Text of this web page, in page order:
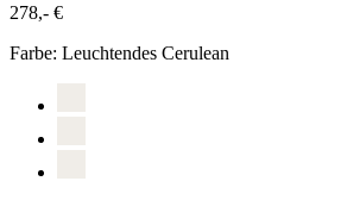
278,- €
Farbe: Leuchtendes Cerulean